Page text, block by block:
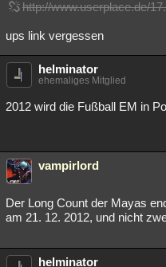
http://www.userplace.de/
ups link vergessen
helminator
ehemaliges Mitglied
2012 wird die Fußball EM in
vampirlord
Der Long Count der Mayas
am 21. 12. 2012, und nicht
helminator